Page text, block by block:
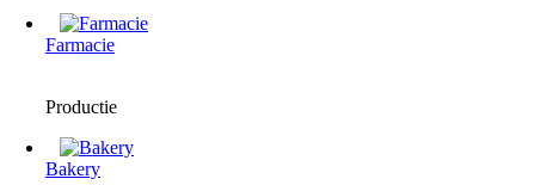
Farmacie
Productie
Bakery